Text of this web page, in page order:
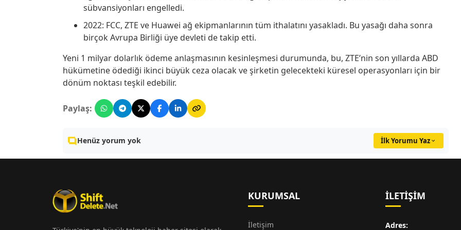
sübvansiyonları engelledi.
2022: FCC, ZTE ve Huawei ağ ekipmanlarının tüm ithalatını yasakladı. Bu yasağı daha sonra
birçok Avrupa Birliği üye devleti de takip etti.
Yeni 1 milyar dolarlık ödeme anlaşmasının kesinleşmesi durumunda, bu, ZTE’nin son yıllarda ABD
hükümetine ödediği ikinci büyük ceza olacak ve şirketin gelecekteki küresel operasyonları için bir
dönüm noktası teşkil edebilir.
Paylaş:
Henüz yorum yok İlk Yorumu Yaz
KURUMSAL
İletişim
İLETIŞIM
Adres: